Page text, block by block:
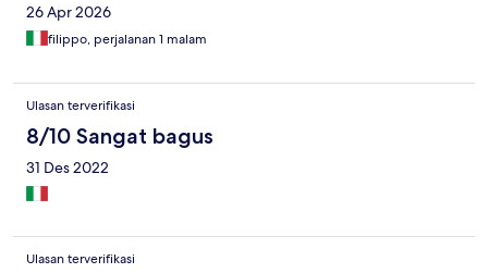
26 Apr 2026
filippo, perjalanan 1 malam
Ulasan terverifikasi
8/10 Sangat bagus
31 Des 2022
Ulasan terverifikasi